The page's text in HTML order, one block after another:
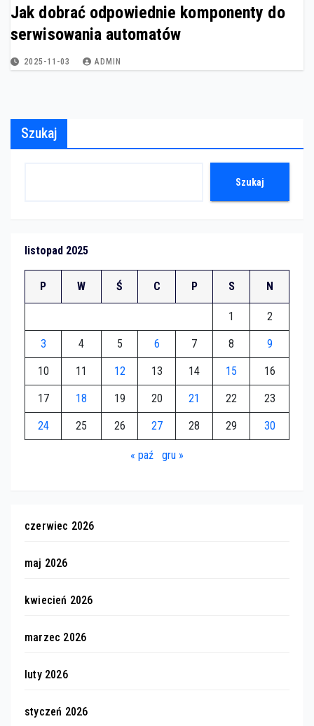
Jak dobrać odpowiednie komponenty do
serwisowania automatów
2025-11-03 ADMIN
Szukaj
Szukaj
listopad 2025
P W Ś C P S N
1 2
3 4 5 6 7 8 9
10 11 12 13 14 15 16
17 18 19 20 21 22 23
24 25 26 27 28 29 30
« paź gru »
czerwiec 2026
maj 2026
kwiecień 2026
marzec 2026
luty 2026
styczeń 2026